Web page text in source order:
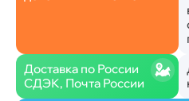
Доставка по России
СДЭК, Почта России